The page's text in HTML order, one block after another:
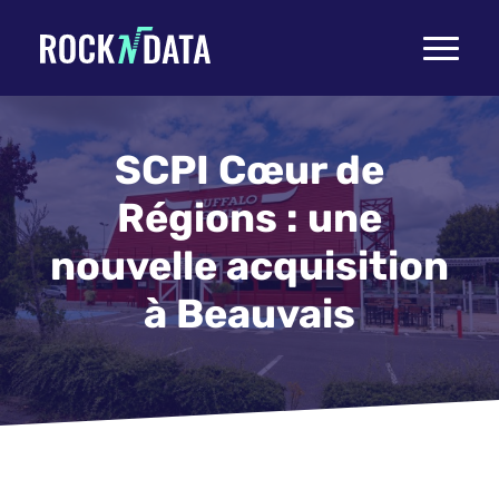
Toggle
SCPI Cœur de
Régions : une
nouvelle acquisition
à Beauvais